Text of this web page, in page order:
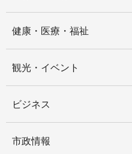
健康・医療・福祉
観光・イベント
ビジネス
市政情報